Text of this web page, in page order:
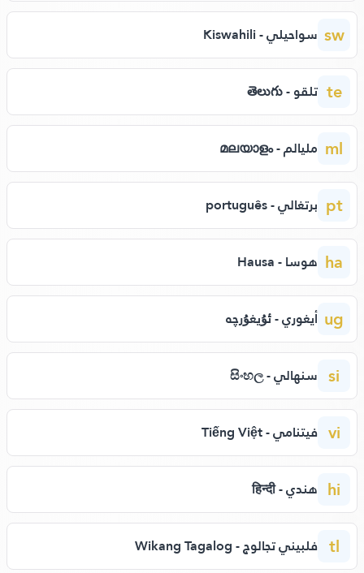
sw سواحيلي - Kiswahili
te تلقو - తెలుగు
ml مليالم - മലയാളം
pt برتغالي - português
ha هوسا - Hausa
ug أيغوري - ئۇيغۇرچە
si سنهالي - සිංහල
vi فيتنامي - Tiếng Việt
hi هندي - हिन्दी
tl فلبيني تجالوج - Wikang Tagalog